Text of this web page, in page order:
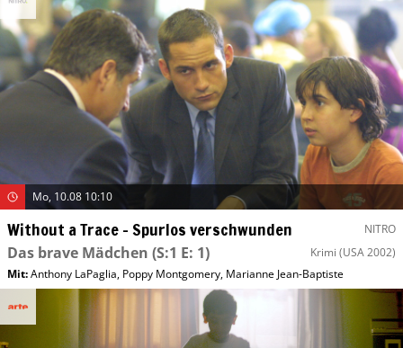
Mo, 10.08 10:10
Without a Trace – Spurlos verschwunden NITRO
Das brave Mädchen (S:1 E: 1) Krimi (USA 2002)
Mit:Anthony LaPaglia, Poppy Montgomery, Marianne Jean-Baptiste